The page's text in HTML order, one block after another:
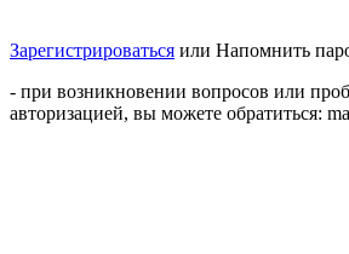
Зарегистрироваться или Напомнить
- при возникновении вопросов или
авторизацией, вы можете обратиться: